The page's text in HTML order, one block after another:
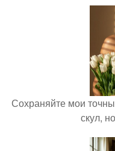
Сохраняйте мои
скул,